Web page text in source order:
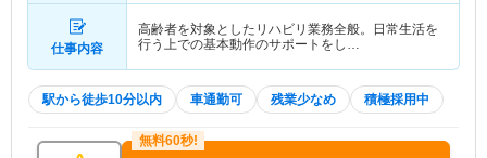
仕事内容
高齢者を対象としたリハビリ業務全般。日常生活を
行う上での基本動作のサポートをし…
駅から徒歩10分以内 車通勤可 残業少なめ 積極採用中